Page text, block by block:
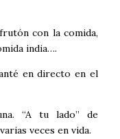
con la comida,
india….
en directo en el
“A tu lado” de
veces en vida.